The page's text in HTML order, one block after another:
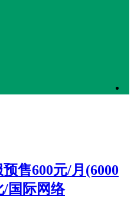
售600元/月(6000
/国际网络